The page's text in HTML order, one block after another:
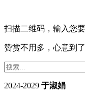
扫描二维码，输入您
赞赏不用多，心意到
2024-2029 于淑娟